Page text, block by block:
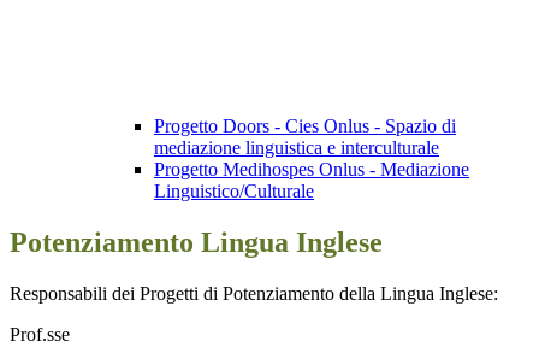
Progetto Doors - Cies Onlus - Spazio di
mediazione linguistica e interculturale
Progetto Medihospes Onlus - Mediazione
Linguistico/Culturale
Potenziamento Lingua Inglese
Responsabili dei Progetti di Potenziamento della Lingua Inglese:
Prof.sse